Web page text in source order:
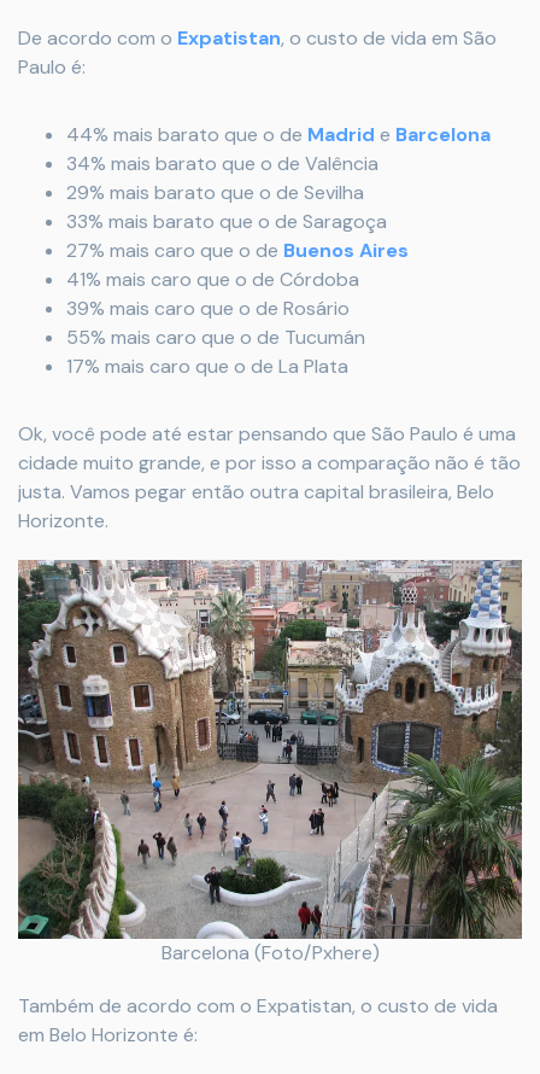
De acordo com o Expatistan, o custo de vida em São
Paulo é:
44% mais barato que o de Madrid e Barcelona
34% mais barato que o de Valência
29% mais barato que o de Sevilha
33% mais barato que o de Saragoça
27% mais caro que o de Buenos Aires
41% mais caro que o de Córdoba
39% mais caro que o de Rosário
55% mais caro que o de Tucumán
17% mais caro que o de La Plata
Ok, você pode até estar pensando que São Paulo é uma
cidade muito grande, e por isso a comparação não é tão
justa. Vamos pegar então outra capital brasileira, Belo
Horizonte.
Barcelona (Foto/Pxhere)
Também de acordo com o Expatistan, o custo de vida
em Belo Horizonte é: